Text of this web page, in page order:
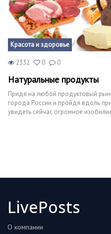
Красота и здоровье
2332 0 0
Натуральные продукты
Придя на любой продуктовый
города России и пройдя вдоль
увидеть сейчас огромное
LivePosts
О компании